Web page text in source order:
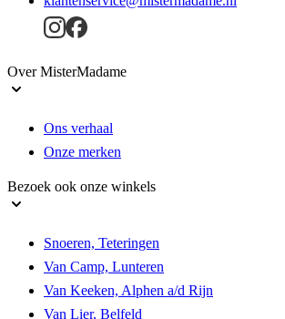
Over MisterMadame
Ons verhaal
Onze merken
Bezoek ook onze winkels
Snoeren, Teteringen
Van Camp, Lunteren
Van Keeken, Alphen a/d Rijn
Van Lier, Belfeld